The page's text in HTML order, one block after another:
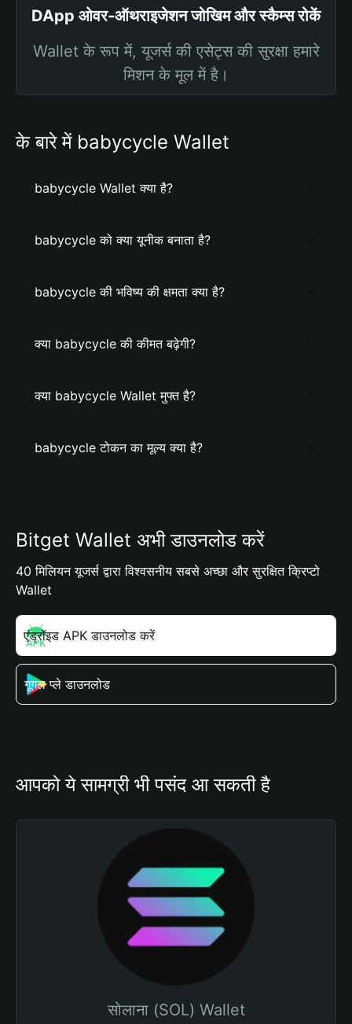
DApp ओवर-ऑथराइजेशन जोखिम और स्कैम्स रोकें
Wallet के रूप में, यूजर्स की एसेट्स की सुरक्षा हमारे
मिशन के मूल में है।
के बारे में babycycle Wallet
babycycle Wallet क्या है?
babycycle को क्या यूनीक बनाता है?
babycycle की भविष्य की क्षमता क्या है?
क्या babycycle की कीमत बढ़ेगी?
क्या babycycle Wallet मुफ्त है?
babycycle टोकन का मूल्य क्या है?
Bitget Wallet अभी डाउनलोड करें
40 मिलियन यूजर्स द्वारा विश्वसनीय सबसे अच्छा और सुरक्षित क्रिप्टो
Wallet
एंड्रॉइड APK डाउनलोड करें
गूगल प्ले डाउनलोड
आपको ये सामग्री भी पसंद आ सकती है
सोलाना (SOL) Wallet